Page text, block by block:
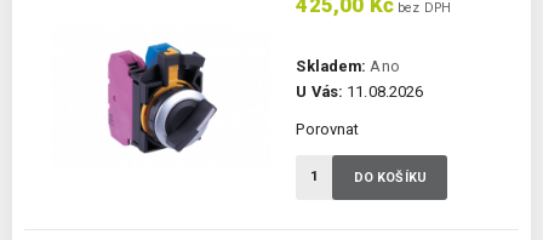
bez DPH
Skladem: Ano
U Vás: 11.08.2026
Porovnat
DO KOŠÍKU